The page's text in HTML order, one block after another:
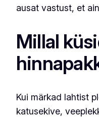
ausat vastust, et
Millal
Kui märkad lahtist
katusekive,